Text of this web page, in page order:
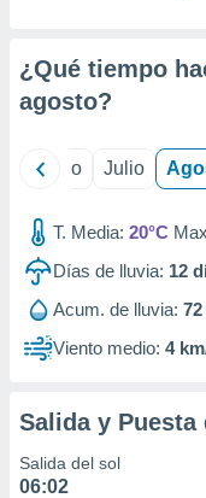
de¿Qué tiempo
agosto?
Junio Julio
T. Media: 20°C
Días de lluvia: 12
Acum. de lluvia:
Viento medio: 4
Salida y Puesta
Salida del sol
06:02